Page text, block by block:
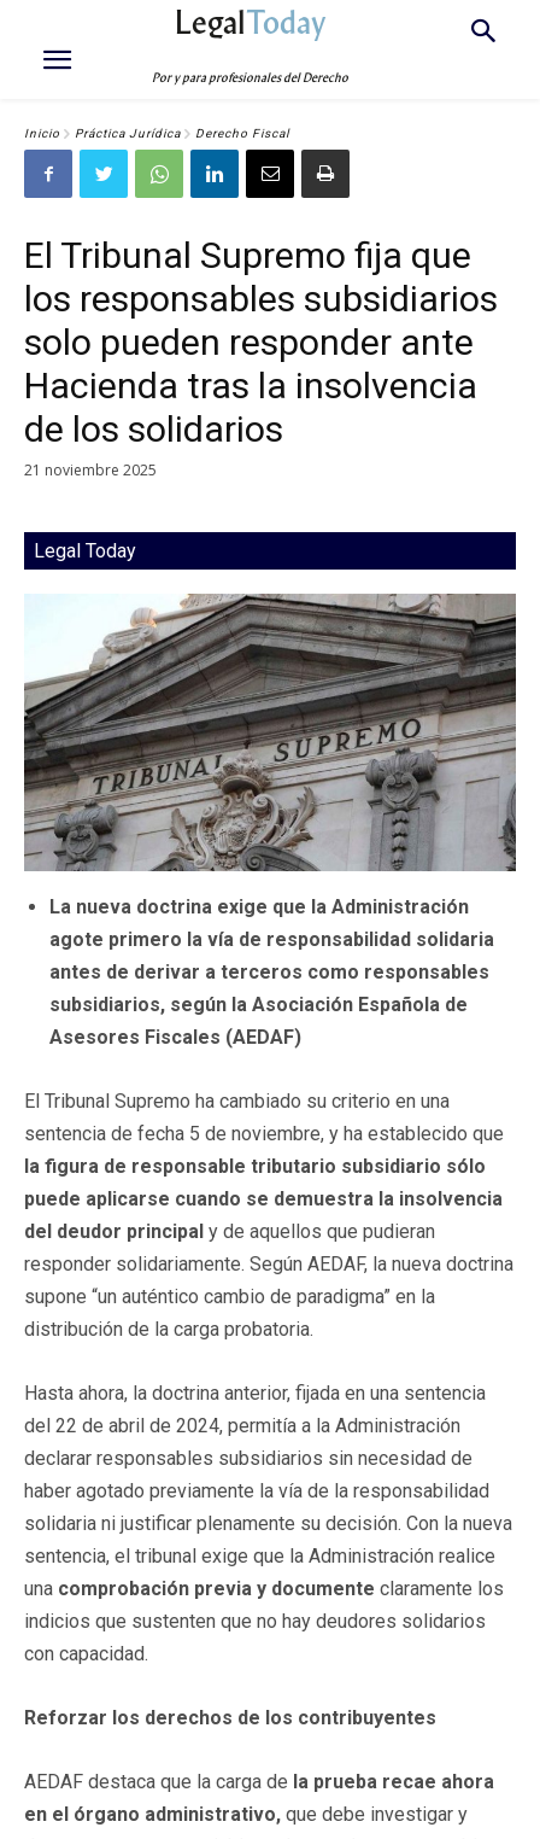
LegalToday
Por y para profesionales del Derecho
Inicio Práctica Jurídica Derecho Fiscal
El Tribunal Supremo fija que
los responsables subsidiarios
solo pueden responder ante
Hacienda tras la insolvencia
de los solidarios
21 noviembre 2025
Legal Today
La nueva doctrina exige que la Administración
agote primero la vía de responsabilidad solidaria
antes de derivar a terceros como responsables
subsidiarios, según la Asociación Española de
Asesores Fiscales (AEDAF)
El Tribunal Supremo ha cambiado su criterio en una
sentencia de fecha 5 de noviembre, y ha establecido que
la figura de responsable tributario subsidiario sólo
puede aplicarse cuando se demuestra la insolvencia
del deudor principal y de aquellos que pudieran
responder solidariamente. Según AEDAF, la nueva doctrina
supone “un auténtico cambio de paradigma” en la
distribución de la carga probatoria.
Hasta ahora, la doctrina anterior, fijada en una sentencia
del 22 de abril de 2024, permitía a la Administración
declarar responsables subsidiarios sin necesidad de
haber agotado previamente la vía de la responsabilidad
solidaria ni justificar plenamente su decisión. Con la nueva
sentencia, el tribunal exige que la Administración realice
una comprobación previa y documente claramente los
indicios que sustenten que no hay deudores solidarios
con capacidad.
Reforzar los derechos de los contribuyentes
AEDAF destaca que la carga de la prueba recae ahora
en el órgano administrativo, que debe investigar y